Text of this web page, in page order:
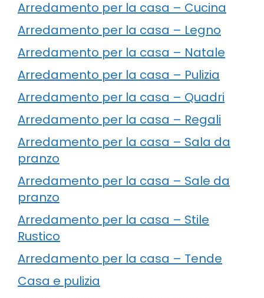
Arredamento per la casa – Cucina
Arredamento per la casa – Legno
Arredamento per la casa – Natale
Arredamento per la casa – Pulizia
Arredamento per la casa – Quadri
Arredamento per la casa – Regali
Arredamento per la casa – Sala da
pranzo
Arredamento per la casa – Sale da
pranzo
Arredamento per la casa – Stile
Rustico
Arredamento per la casa – Tende
Casa e pulizia